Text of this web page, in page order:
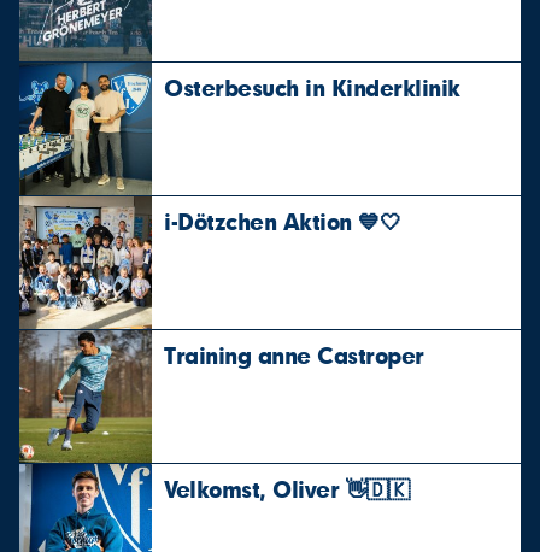
Osterbesuch in Kinderklinik
i-Dötzchen Aktion 💙🤍
Training anne Castroper
Velkomst, Oliver 👋🇩🇰